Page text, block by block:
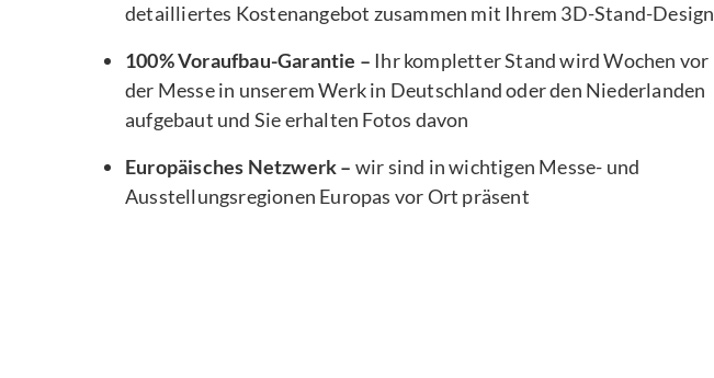
detailliertes Kostenangebot zusammen mit Ihrem 3D-Stand-Design
100% Voraufbau-Garantie – Ihr kompletter Stand wird Wochen vor
der Messe in unserem Werk in Deutschland oder den Niederlanden
aufgebaut und Sie erhalten Fotos davon
Europäisches Netzwerk – wir sind in wichtigen Messe- und
Ausstellungsregionen Europas vor Ort präsent